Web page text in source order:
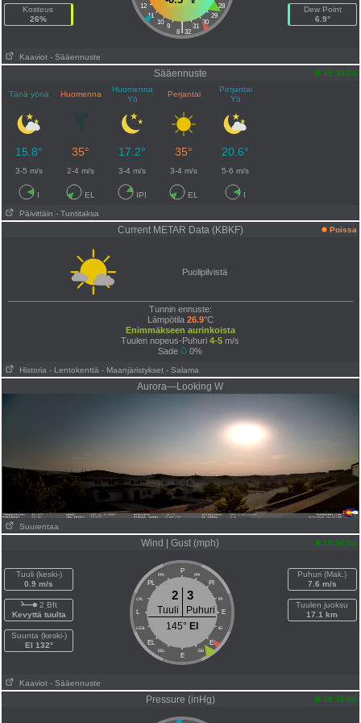
Kosteus
26%
12
28
11
29
10
30
9 31
|
8 32
Dew Point
6.9°
Kaaviot - Sääennuste
Sääennuste 18:35:04
Tänä yönä Huomenna
Huomenna
Yö
Perjantai
Perjantai
Yö
15.8° 35° 17.2° 35° 20.6°
3-5 m/s 2-4 m/s 3-4 m/s 3-4 m/s 5-6 m/s
I EL IPI EL I
Päivittäin - Tuntitaksa
Current METAR Data (KBKF) Poissa
Puolipilvistä
Tunnin ennuste:
Lämpötila 26.9°C
Enimmäkseen aurinkoista
Tuulen nopeus-Puhuri 4-5 m/s
Sade
0%
Historia - Lentokenttä - Maanjäristykset - Salama
Aurora—Looking W
Suurentaa
Wind | Gust (mph) 18:36:55
Tuuli (keski-)
0.9 m/s
2 Bft
Kevyttä tuulta
Suunta (keski-)
EI 132°
P
PPL PPI
PL PI
LPL IPI
L E
LESL IEI
EL EI
EEL EEI
E
2 3
Tuuli
Puhuri
145° EI
Puhuri (Mak.)
7.6 m/s
Tuulen juoksu
17.1 km
Kaaviot - Sääennuste
Pressure (inHg) 18:36:55